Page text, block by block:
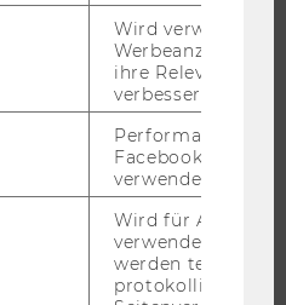
Wird verwendet,
Werbeanzeigen
ihre Relevanz zu
verbessern.
Performance-
Facebook mit
verwendet wird.
Wird für Analyse-
verwendet. Unter
werden
protokolliert (z.B.